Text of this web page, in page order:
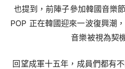
也提到，前陣子參加韓國音樂
POP 正在韓國迎來一波復興潮
音樂被視為契
回望成軍十五年，成員們都有